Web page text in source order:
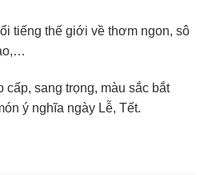
tiếng thế giới về thơm ngon, sô
cấp, sang trọng, màu sắc bắt
ý nghĩa ngày Lễ, Tết.